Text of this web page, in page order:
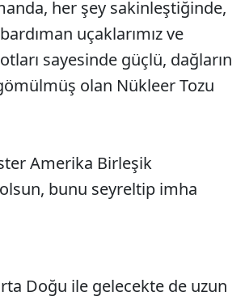
her şey sakinleştiğinde,
uçaklarımız ve
sayesinde güçlü, dağların
olan Nükleer Tozu
Amerika Birleşik
bunu seyreltip imha
Doğu ile gelecekte de uzun